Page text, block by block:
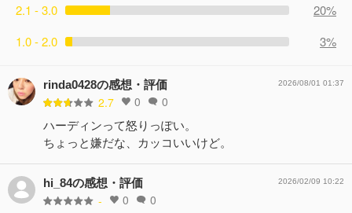
2.1 - 3.0
20%
1.0 - 2.0
3%
rinda0428の感想・評価
2.7 0 0
2026/08/01 01:37
ハーディンって怒りっぽい。
ちょっと嫌だな、カッコいいけど。
hi_84の感想・評価
- 0 0
2026/02/09 10:22